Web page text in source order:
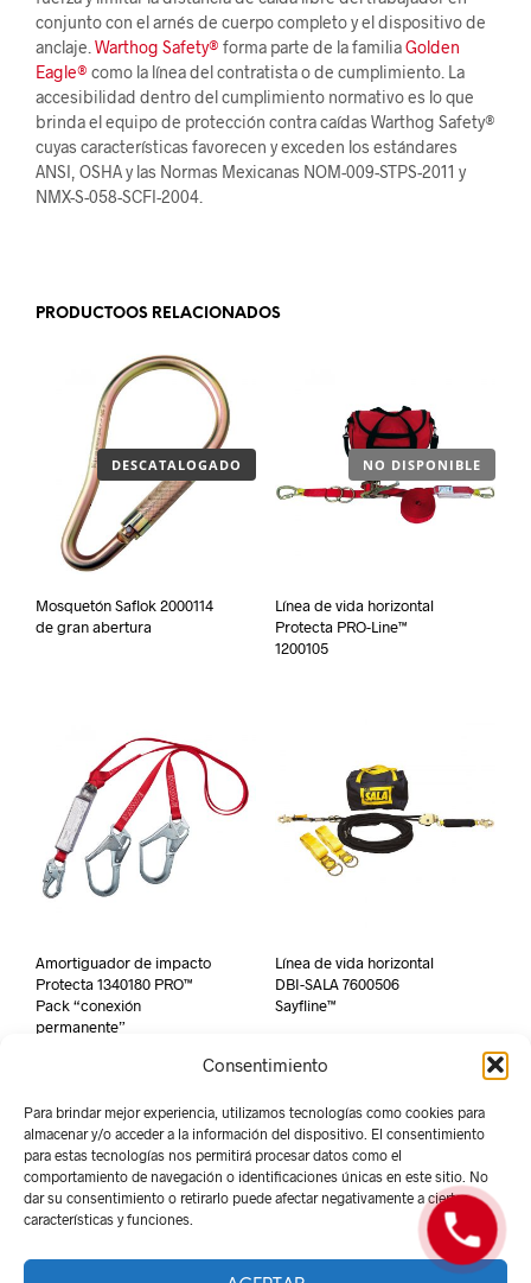
Consentimiento
Para brindar mejor experiencia, utilizamos tecnologías como cookies para
almacenar y/o acceder a la información del dispositivo. El consentimiento
para estas tecnologías nos permitirá procesar datos como el
comportamiento de navegación o identificaciones únicas en este sitio. No
dar su consentimiento o retirarlo puede afectar negativamente a ciertas
características y funciones.
conjunto con el arnés de cuerpo completo y el dispositivo de
anclaje. Warthog Safety® forma parte de la familiaGolden
Eagle® como la línea del contratista o de cumplimiento. La
accesibilidad dentro del cumplimiento normativo es lo que
brinda el equipo de protección contra caídas Warthog Safety®
cuyas características favorecen y exceden los estándares
ANSI, OSHA y las Normas Mexicanas NOM-009-STPS-2011 y
NMX-S-058-SCFI-2004.
PRODUCTOOS RELACIONADOS
DESCATALOGADO
Mosquetón Saflok 2000114
de gran abertura
NO DISPONIBLE
Línea de vida horizontal
Protecta PRO-Line™
1200105
Amortiguador de impacto
Protecta 1340180 PRO™
Pack “conexión
permanente”
Línea de vida horizontal
DBI-SALA 7600506
Sayfline™